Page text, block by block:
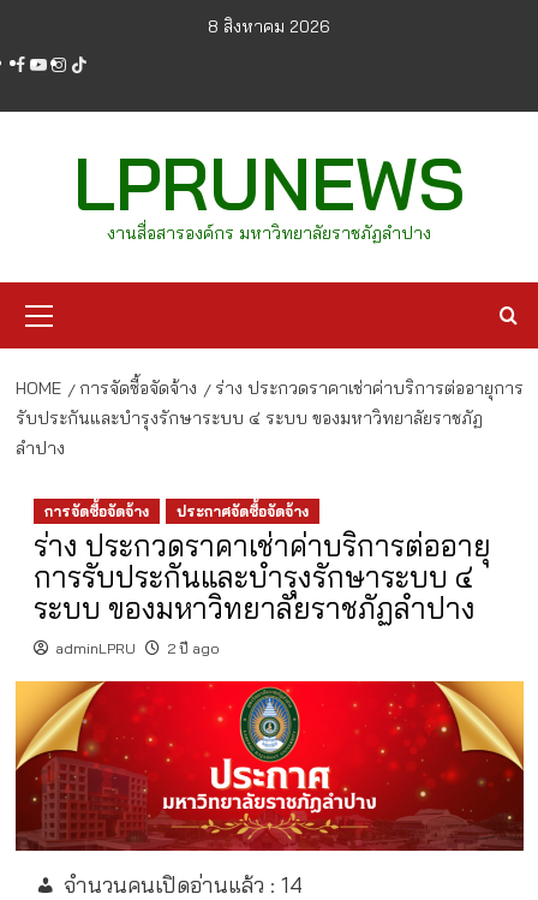
content
8 สิงหาคม 2026
facebook
youtube
instagram
tiktok
LPRUNEWS
งานสื่อสารองค์กร มหาวิทยาลัยราชภัฏลำปาง
Menu
HOME การจัดซื้อจัดจ้าง
ร่าง ประกวดราคาเช่าค่าบริการต่ออายุการ
รับประกันและบำรุงรักษาระบบ ๔ ระบบ ของมหาวิทยาลัยราชภัฏ
ลำปาง
การจัดซื้อจัดจ้าง ประกาศจัดซื้อจัดจ้าง
ร่าง ประกวดราคาเช่าค่าบริการต่ออายุ
การรับประกันและบำรุงรักษาระบบ ๔
ระบบ ของมหาวิทยาลัยราชภัฏลำปาง
adminLPRU 2 ปี ago
จำนวนคนเปิดอ่านแล้ว : 14